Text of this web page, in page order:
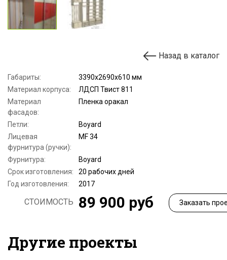
Назад в каталог
Габариты:
3390х2690х610 мм
Материал корпуса:
ЛДСП Твист 811
Материал
фасадов:
Пленка оракал
Петли:
Boyard
Лицевая
фурнитура (ручки):
MF 34
Фурнитура:
Boyard
Срок изготовления:
20 рабочих дней
Год изготовления:
2017
СТОИМОСТЬ 89 900 руб Заказать
Другие проекты